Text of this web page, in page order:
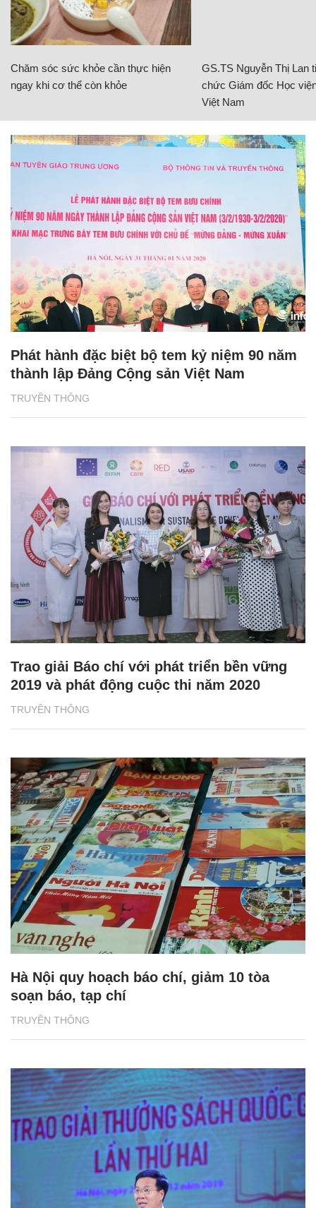
Chăm sóc sức khỏe cần thực hiện
ngay khi cơ thể còn khỏe
GS.TS Nguyễn Thị Lan
chức Giám đốc Học
Việt Nam
TRUYỀN THÔNG
Phát hành đặc biệt bộ tem kỷ niệm 90 năm
thành lập Đảng Cộng sản Việt Nam
TRUYỀN THÔNG
Trao giải Báo chí với phát triển bền vững
2019 và phát động cuộc thi năm 2020
TRUYỀN THÔNG
Hà Nội quy hoạch báo chí, giảm 10 tòa
soạn báo, tạp chí